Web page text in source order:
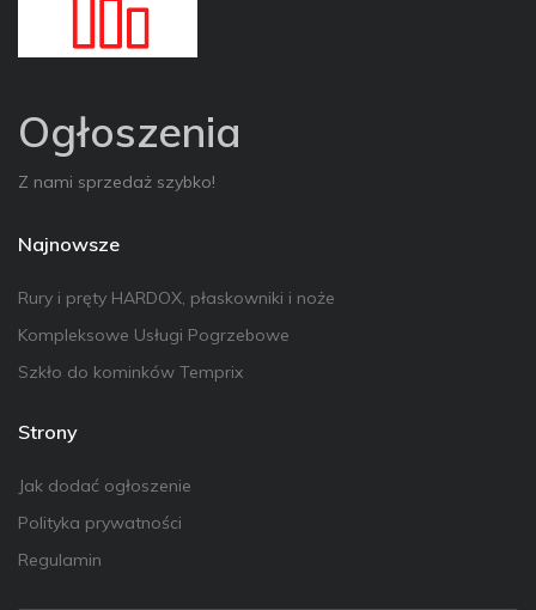
Ogłoszenia
Z nami sprzedaż szybko!
Najnowsze
Rury i pręty HARDOX, płaskowniki i noże
Kompleksowe Usługi Pogrzebowe
Szkło do kominków Temprix
Strony
Jak dodać ogłoszenie
Polityka prywatności
Regulamin